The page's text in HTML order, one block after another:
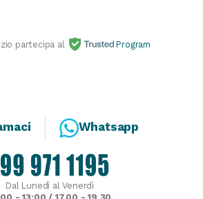
partecipa al Program
Whatsapp
Dal Lunedì al Venerdì